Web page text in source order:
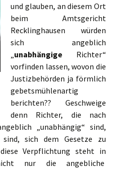
und glauben, an diesem Ort
beim Amtsgericht
Recklinghausen würden
sich angeblich
unabhängige Richter“
vorfinden lassen, wovon die
Justizbehörden ja förmlich
gebetsmühlenartig
berichten?? Geschweige
denn Richter, die nach
„unabhängig“ sind,
sich dem Gesetze zu
Verpflichtung steht in
nur die angebliche